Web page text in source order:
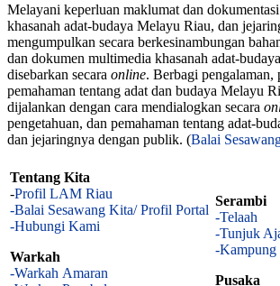
Melayani keperluan maklumat dan dokumentasi
khasanah adat-budaya Melayu Riau, dan
mengumpulkan secara berkesinambungan
dan dokumen multimedia khasanah adat-
disebarkan secara online. Berbagi pengalaman,
pemahaman tentang adat dan budaya Melayu
dijalankan dengan cara mendialogkan secara
pengetahuan, dan pemahaman tentang adat-
dan jejaringnya dengan publik. (Balai
Tentang Kita
-Profil LAM Riau
-Balai Sesawang Kita/ Profil Portal
-Hubungi Kami
Warkah
-Warkah Amaran
Serambi
-Telaah
-Tunjuk
-Kampung
Pusaka